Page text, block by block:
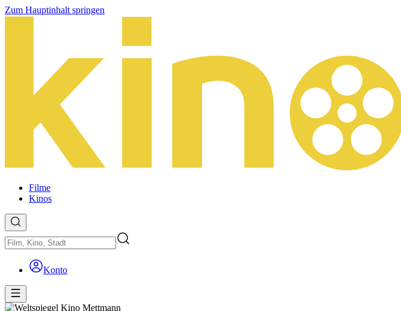
Zum Hauptinhalt springen
Filme
Kinos
Konto